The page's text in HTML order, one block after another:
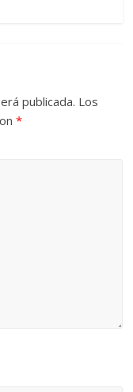
publicada. Los
*